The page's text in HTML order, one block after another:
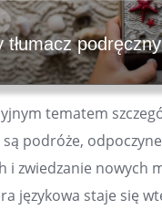
tłumacz podręczny
tematem
podróże,
i zwiedzanie nowych
językowa staje się